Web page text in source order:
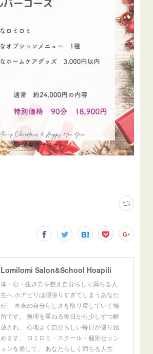
Lomilomi Salon&School Hoapili
体・心・生き方を整え自分らしく満ちる人
生へ ホアピリは頑張りすぎてしまうあなた
が、 本来の自分らしさを取り戻していく場
所です。 無理を重ねる毎日から少しずつ解
放され、 心地よく自分らしい毎日が巡り始
めます。 ロミロミ・スクール・個別セッシ
ョンを通して、 あなたらしく満ちる人生